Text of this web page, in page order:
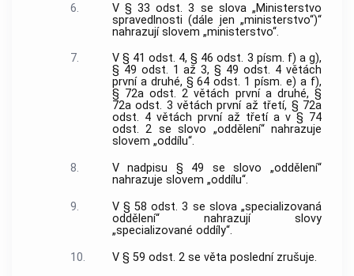
6.
V § 33 odst. 3 se slova „Ministerstvo
spravedlnosti (dále jen „ministerstvo“)“
nahrazují slovem „ministerstvo“.
7.
V § 41 odst. 4, § 46 odst. 3 písm. f) a g),
§ 49 odst. 1 až 3, § 49 odst. 4 větách
první a druhé, § 64 odst. 1 písm. e) a f),
§ 72a odst. 2 větách první a druhé, §
72a odst. 3 větách první až třetí, § 72a
odst. 4 větách první až třetí a v § 74
odst. 2 se slovo „oddělení“ nahrazuje
slovem „oddílu“.
8.
V nadpisu § 49 se slovo „oddělení“
nahrazuje slovem „oddílu“.
9.
V § 58 odst. 3 se slova „specializovaná
oddělení“ nahrazují slovy
„specializované oddíly“.
10.
V § 59 odst. 2 se věta poslední zrušuje.